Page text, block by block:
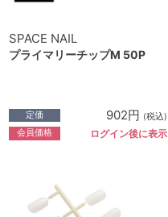
SPACE NAIL
プライマリーチップM 50P
定価 902円 (税込)
会員価格 ログイン後に表示